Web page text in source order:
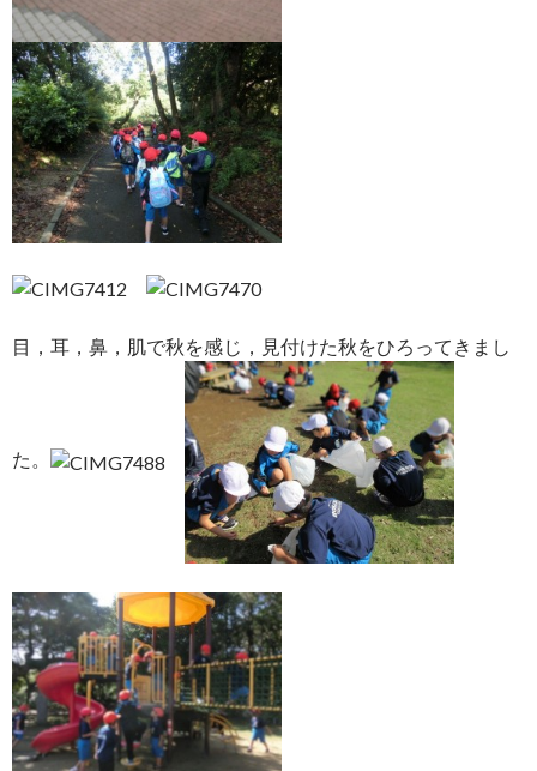
目，耳，鼻，肌で秋を感じ，見付けた秋をひろってきまし
た。